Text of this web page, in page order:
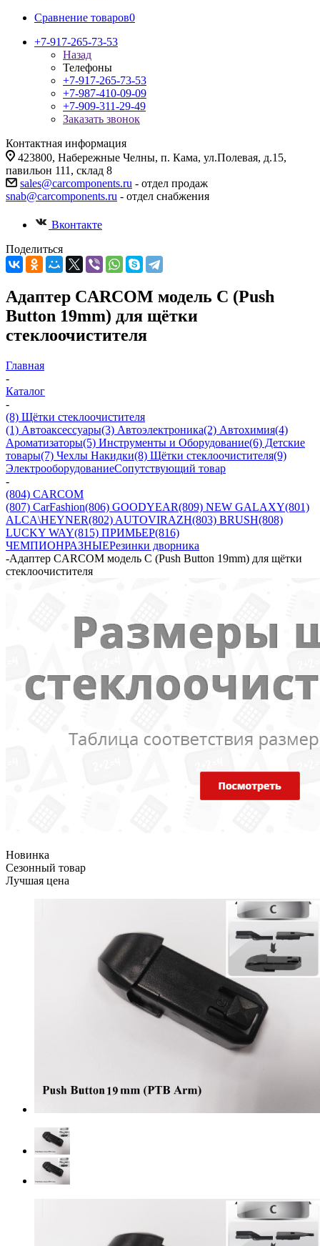
Сравнение товаров0
+7-917-265-73-53
Назад
Телефоны
+7-917-265-73-53
+7-987-410-09-09
+7-909-311-29-49
Заказать звонок
Контактная информация
423800, Набережные Челны, п. Кама, ул.Полевая, д.15,
павильон 111, склад 8
sales@carcomponents.ru - отдел продаж
snab@carcomponents.ru - отдел снабжения
Вконтакте
Поделиться
Адаптер CARCOM модель C (Push
Button 19mm) для щётки
стеклоочистителя
Главная
-
Каталог
-
(8) Щётки стеклоочистителя
(1) Автоаксессуары(3) Автоэлектроника(2) Автохимия(4)
Ароматизаторы(5) Инструменты и Оборудование(6) Детские
товары(7) Чехлы Накидки(8) Щётки стеклоочистителя(9)
ЭлектрооборудованиеСопутствующий товар
-
(804) CARCOM
(807) CarFashion(806) GOODYEAR(809) NEW GALAXY(801)
ALCA\HEYNER(802) AUTOVIRAZH(803) BRUSH(808)
LUCKY WAY(815) ПРИМЬЕР(816)
ЧЕМПИОНРАЗНЫЕРезинки дворника
-Адаптер CARCOM модель C (Push Button 19mm) для щётки
стеклоочистителя
Новинка
Сезонный товар
Лучшая цена